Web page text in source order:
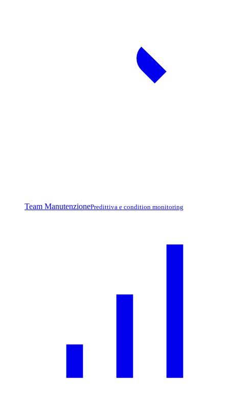
Team ManutenzionePredittiva e condition monitoring